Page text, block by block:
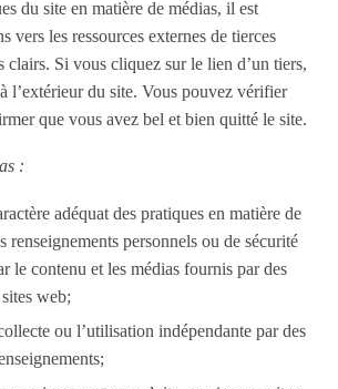
du site en matière de médias, il est
vers les ressources externes de tierces
clairs. Si vous cliquez sur le lien d’un tiers,
l’extérieur du site. Vous pouvez vérifier
que vous avez bel et bien quitté le site.
:
adéquat des pratiques en matière de
renseignements personnels ou de sécurité
le contenu et les médias fournis par des
web;
ou l’utilisation indépendante par des